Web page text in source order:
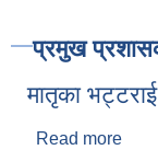
प्रमुख
मातृका भट्टराई
Read more